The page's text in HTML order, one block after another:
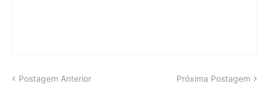
Postagem Anterior Próxima Postagem